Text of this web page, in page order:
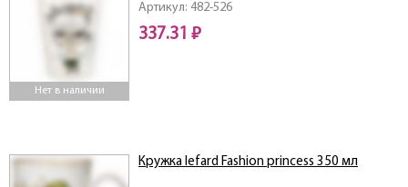
Нет в наличии
Артикул: 482-526
337.31 ₽
Кружка lefard Fashion princess 350 мл